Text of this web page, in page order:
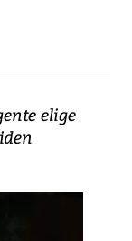
elige